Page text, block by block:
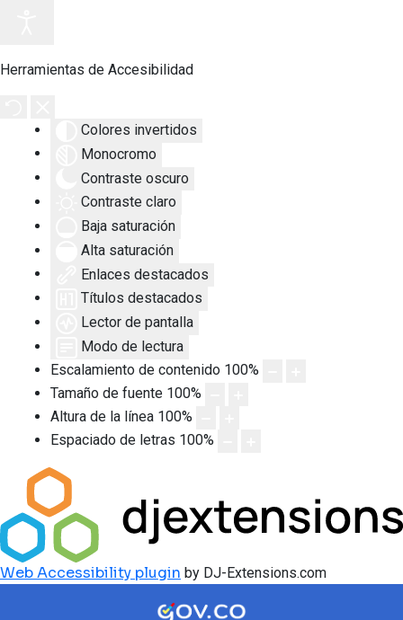
Herramientas de Accesibilidad
Colores invertidos
Monocromo
Contraste oscuro
Contraste claro
Baja saturación
Alta saturación
Enlaces destacados
Títulos destacados
Lector de pantalla
Modo de lectura
Escalamiento de contenido 100%
Tamaño de fuente 100%
Altura de la línea 100%
Espaciado de letras 100%
Web Accessibility plugin by DJ-Extensions.com